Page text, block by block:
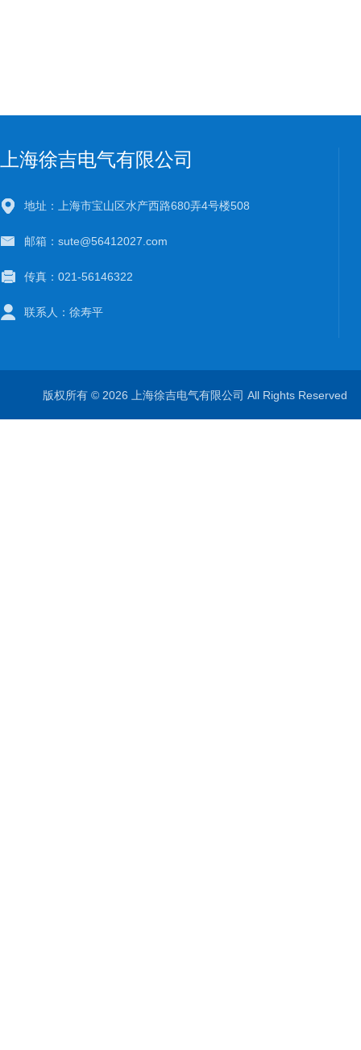
上海徐吉电气有限公司
地址：上海市宝山区水产西路680弄4号楼508
邮箱：sute@56412027.com
传真：021-56146322
联系人：徐寿平
版权所有 © 2026 上海徐吉电气有限公司 All Rights